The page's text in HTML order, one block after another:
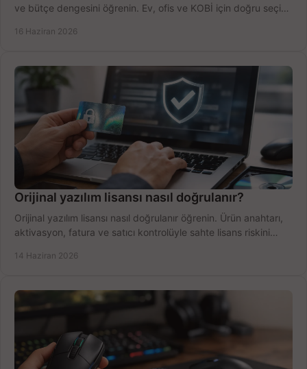
ve bütçe dengesini öğrenin. Ev, ofis ve KOBİ için doğru seçimi
16 Haziran 2026
Orijinal yazılım lisansı nasıl doğrulanır?
Orijinal yazılım lisansı nasıl doğrulanır öğrenin. Ürün anahtarı,
aktivasyon, fatura ve satıcı kontrolüyle sahte lisans riskini
14 Haziran 2026